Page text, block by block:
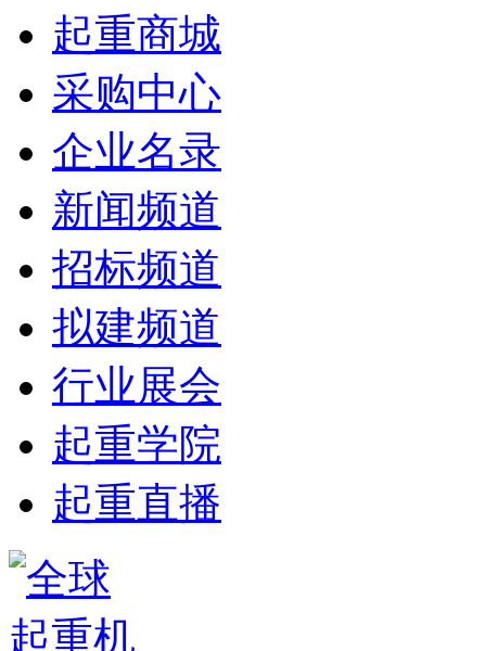
起重商城
采购中心
企业名录
新闻频道
招标频道
拟建频道
行业展会
起重学院
起重直播